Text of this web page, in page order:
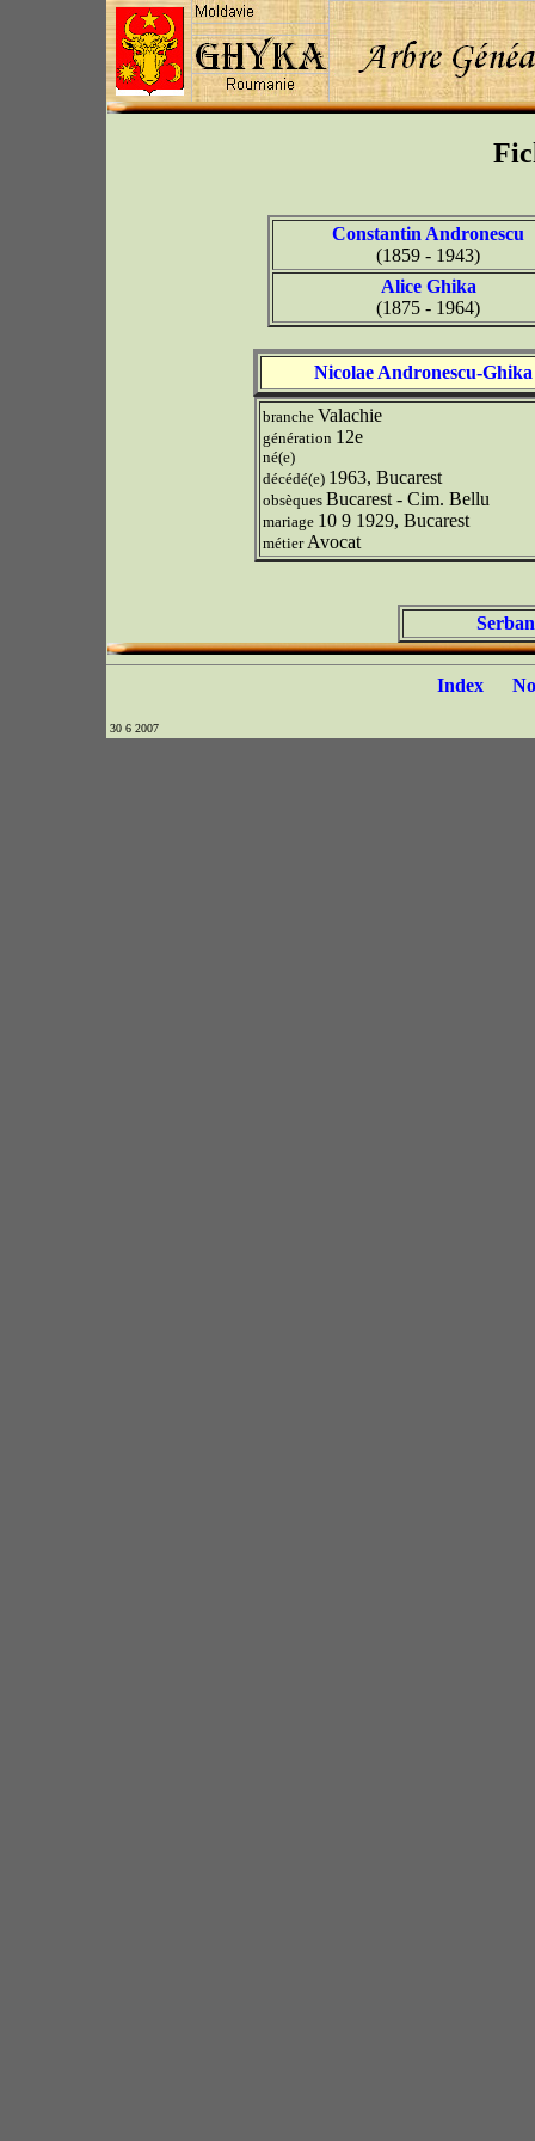
Constantin Andronescu
(1859 - 1943)
Alice Ghika
(1875 - 1964)
Nicolae Andronescu-Ghika
branche Valachie
génération 12e
né(e)
décédé(e) 1963, Bucarest
obsèques Bucarest - Cim. Bellu
mariage 10 9 1929, Bucarest
métier Avocat
Index
30 6 2007